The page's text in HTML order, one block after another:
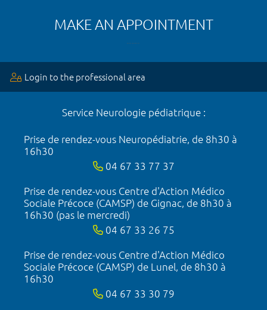
MAKE AN APPOINTMENT
Login to the professional area
Service Neurologie pédiatrique :
Prise de rendez-vous Neuropédiatrie, de 8h30 à
16h30
04 67 33 77 37
Prise de rendez-vous Centre d'Action Médico
Sociale Précoce (CAMSP) de Gignac, de 8h30 à
16h30 (pas le mercredi)
04 67 33 26 75
Prise de rendez-vous Centre d'Action Médico
Sociale Précoce (CAMSP) de Lunel, de 8h30 à
16h30
04 67 33 30 79